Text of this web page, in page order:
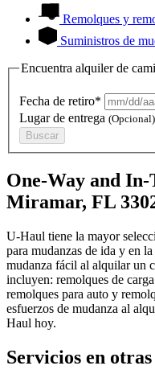
Remolques y
Suministros de
Encuentra alquiler de
Fecha de retiro*
Lugar de entrega (Opcional)
Buscar
One-Way and
Miramar, FL
U-Haul tiene la mayor
para mudanzas de ida y en
mudanza fácil al alquilar un
incluyen: remolques de
remolques para auto y
esfuerzos de mudanza al
Haul hoy.
Servicios en